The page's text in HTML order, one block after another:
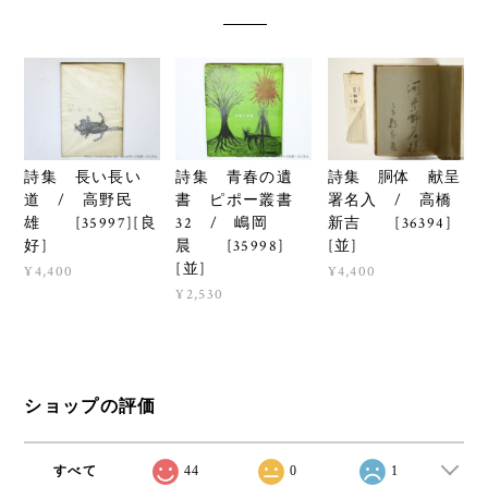
詩集 長い長い
道 / 高野民
雄 [35997][良
好]
¥4,400
詩集 青春の遺
書 ピポー叢書
32 / 嶋岡
晨 [35998]
[並]
¥2,530
詩集 胴体 献呈
署名入 / 高橋
新吉 [36394]
[並]
¥4,400
ショップの評価
すべて 44 0 1